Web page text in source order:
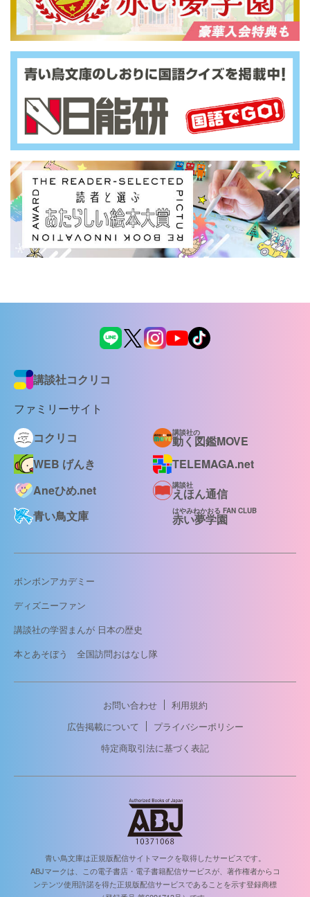
講談社コクリコ
ファミリーサイト
コクリコ
講談社の
動く図鑑MOVE
WEB げんき
TELEMAGA.net
Aneひめ.net
講談社
えほん通信
青い鳥文庫
はやみねかおる FAN CLUB
赤い夢学園
ボンボンアカデミー
ディズニーファン
講談社の学習まんが 日本の歴史
本とあそぼう 全国訪問おはなし隊
お問い合わせ
利用規約
広告掲載について
プライバシーポリシー
特定商取引法に基づく表記
青い鳥文庫は正規版配信サイトマークを取得したサービスです。
ABJマークは、この電子書店・電子書籍配信サービスが、著作権者からコ
ンテンツ使用許諾を得た正規版配信サービスであることを示す登録商標